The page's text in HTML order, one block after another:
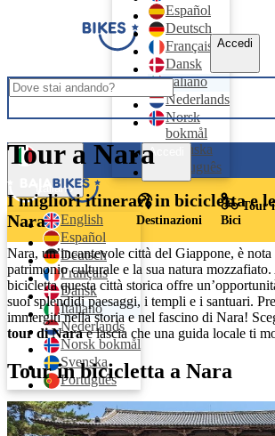
Español
Deutsch
Français
Dansk
Italiano
Nederlands
Norsk
bokmål
Svenska
Português
Accedi
Italiano
English
Español
Deutsch
Français
Dansk
Italiano
Nederlands
Norsk bokmål
Svenska
Português
Accedi
Destinazioni
Tour
Bici
Tour a Nara
I migliori itinerari in bicicletta e
Nara
Nara, un’incantevole città del Giappone, è
patrimonio culturale e la sua natura
bicicletta questa città storica offre
suoi splendidi paesaggi, i templi e i santuari.
immergiti nella storia e nel fascino di Nara!
tour di Narae lascia che una guida locale ti
Tour in bicicletta a Nara